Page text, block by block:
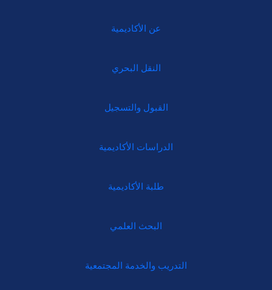
عن الأكاديمية
النقل البحري
القبول والتسجيل
الدراسات الأكاديمية
طلبة الأكاديمية
البحث العلمي
التدريب والخدمة المجتمعية